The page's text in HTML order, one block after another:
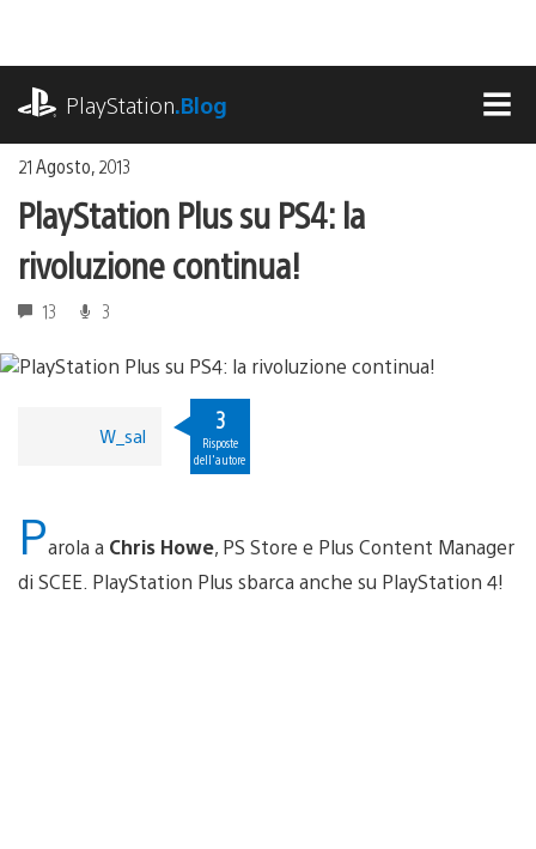
contenuto
PlayStation.Blog
21 Agosto, 2013
PlayStation Plus su PS4: la
rivoluzione continua!
13 3
W_sal
3
Risposte
dell'autore
Parola a Chris Howe, PS Store e Plus Content Manager
di SCEE. PlayStation Plus sbarca anche su PlayStation 4!